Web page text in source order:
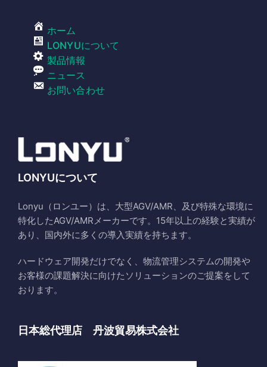
ホーム
LONYUについて
製品情報
ニュース
お問い合わせ
LONYUについて
Lonyu（ロンユー）は、大型AGV/AMR、及び特殊な環境に
特化したAGV/AMRメーカーです。15年以上の経験と実績が
あり、国内外に多くの導入実績を持ちます。
ハードウェア開発だけでなく、物流管理システムの開発や
お客様の課題解決に向けたソリューションのご提案をして
おります。
日本総代理店 丹波貿易株式会社